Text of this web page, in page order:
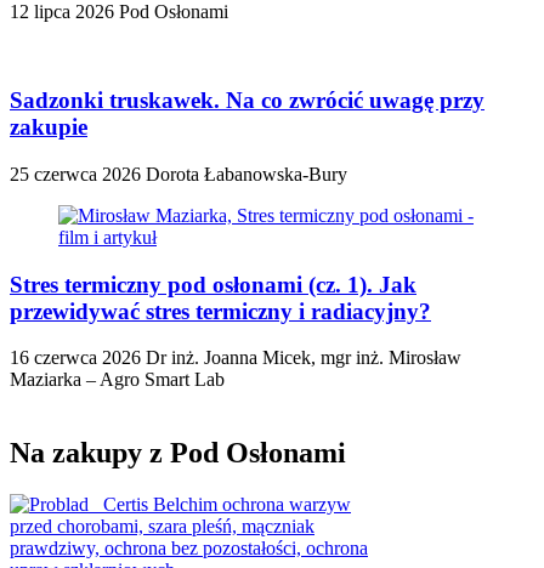
12 lipca 2026 Pod Osłonami
Sadzonki truskawek. Na co zwrócić uwagę przy
zakupie
25 czerwca 2026 Dorota Łabanowska-Bury
Stres termiczny pod osłonami (cz. 1). Jak
przewidywać stres termiczny i radiacyjny?
16 czerwca 2026 Dr inż. Joanna Micek, mgr inż. Mirosław
Maziarka – Agro Smart Lab
Na zakupy z Pod Osłonami